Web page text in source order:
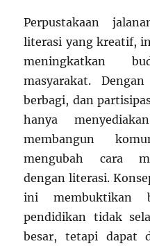
Perpustakaan
literasi yang kreatif,
meningkatkan
masyarakat.
berbagi, dan
hanya
membangun
mengubah cara
dengan literasi.
ini membuktikan
pendidikan tidak
besar, tetapi dapat